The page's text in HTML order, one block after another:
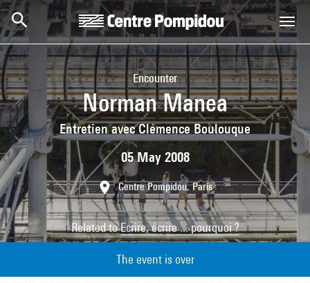
Skip to main content
Centre Pompidou
Encounter
Norman Manea
Entretien avec Clémence Boulouque
05 May 2008
Centre Pompidou, Paris
Related toEcrire, écrire ... pourquoi ?
The event is over